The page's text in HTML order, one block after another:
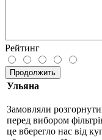
Рейтинг
Продолжить
Ульяна
Замовляли
перед вибором
це вберегло нас від